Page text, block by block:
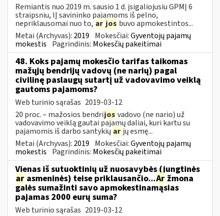
Remiantis nuo 2019 m. sausio 1 d. įsigaliojusiu GPMĮ 6
straipsniu, IĮ savininko pajamoms iš pelno,
nepriklausomai nuo to, ar jos buvo apmokestintos...
Metai (Archyvas): 2019 Mokesčiai:Gyventojų pajamų
mokestis Pagrindinis: Mokesčių pakeitimai
48. Koks pajamų mokesčio tarifas taikomas
mažųjų bendrijų vadovų (ne narių) pagal
civilinę paslaugų sutartį už vadovavimo veiklą
gautoms pajamoms?
Web turinio sąrašas 2019-03-12
20 proc. – mažosios bendrijos vadovo (ne nario) už
vadovavimo veiklą gautai pajamų daliai, kuri kartu su
pajamomis iš darbo santykių ar jų esmę...
Metai (Archyvas): 2019 Mokesčiai:Gyventojų pajamų
mokestis Pagrindinis: Mokesčių pakeitimai
Vienas iš sutuoktinių už nuosavybės (jungtinės
ar asmeninės) teise priklausančio...Ar žmona
galės sumažinti savo apmokestinamąsias
pajamas 2000 eurų suma?
Web turinio sąrašas 2019-03-12